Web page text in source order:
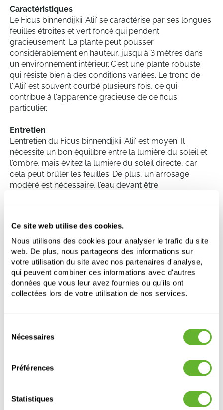
Ce site web utilise des cookies.
Nous utilisons des cookies pour analyser le trafic du site
web. De plus, nous partageons des informations sur
votre utilisation du site avec nos partenaires d'analyse,
qui peuvent combiner ces informations avec d'autres
données que vous leur avez fournies ou qu'ils ont
collectées lors de votre utilisation de nos services.
Nécessaires
Préférences
Statistiques
Caractéristiques
Le Ficus binnendijkii 'Alii' se caractérise par ses longues
feuilles étroites et vert foncé qui pendent
gracieusement. La plante peut pousser
considérablement en hauteur, jusqu'à 3 mètres dans
un environnement intérieur. C'est une plante robuste
qui résiste bien à des conditions variées. Le tronc de
l''Alii' est souvent courbé plusieurs fois, ce qui
contribue à l'apparence gracieuse de ce ficus
particulier.
Entretien
L'entretien du Ficus binnendijkii 'Alii' est moyen. Il
nécessite un bon équilibre entre la lumière du soleil et
l'ombre, mais évitez la lumière du soleil directe, car
cela peut brûler les feuilles. De plus, un arrosage
modéré est nécessaire, l'eau devant être
'Alii' peut bénéficier d'une fertilisation régulière pendant
la période de croissance.
Ficus binnendijkii 'Alii'
Touffe